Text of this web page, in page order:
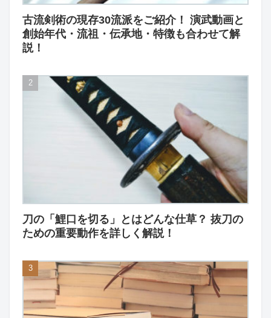
古流剣術の現存30流派をご紹介！ 演武動画と
創始年代・流祖・伝承地・特徴も合わせて解
説！
刀の「鯉口を切る」とはどんな仕草？ 抜刀の
ための重要動作を詳しく解説！